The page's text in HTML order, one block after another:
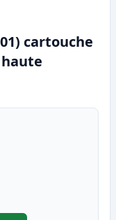
cartouche